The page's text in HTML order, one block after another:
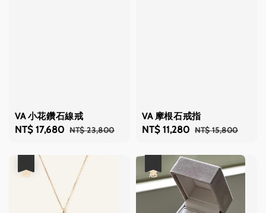
VA 小花鑽石線戒
Sale
NT$ 17,680 Regular
NT$ 23,800
VA 摩根石戒指
Sale
NT$ 11,280 Regular
NT$ 15,800